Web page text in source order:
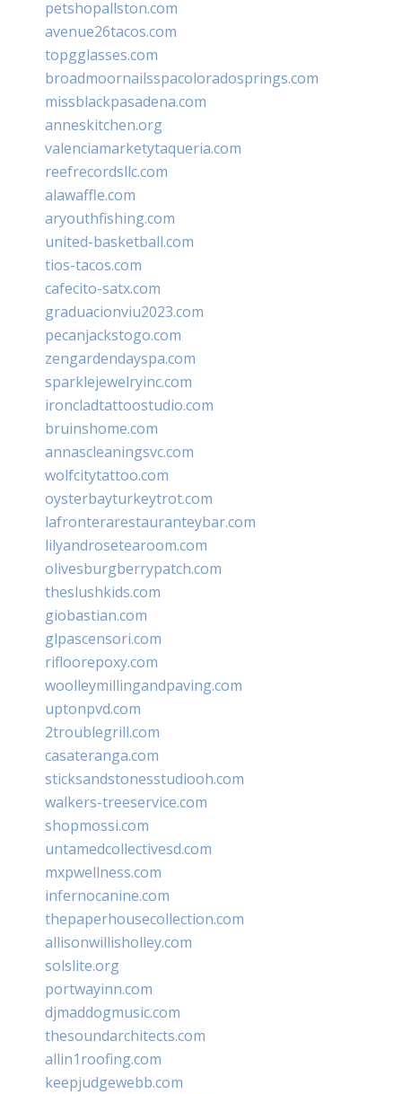
petshopallston.com
avenue26tacos.com
topgglasses.com
broadmoornailsspacoloradosprings.com
missblackpasadena.com
anneskitchen.org
valenciamarketytaqueria.com
reefrecordsllc.com
alawaffle.com
aryouthfishing.com
united-basketball.com
tios-tacos.com
cafecito-satx.com
graduacionviu2023.com
pecanjackstogo.com
zengardendayspa.com
sparklejewelryinc.com
ironcladtattoostudio.com
bruinshome.com
annascleaningsvc.com
wolfcitytattoo.com
oysterbayturkeytrot.com
lafronterarestauranteybar.com
lilyandrosetearoom.com
olivesburgberrypatch.com
theslushkids.com
giobastian.com
glpascensori.com
rifloorepoxy.com
woolleymillingandpaving.com
uptonpvd.com
2troublegrill.com
casateranga.com
sticksandstonesstudiooh.com
walkers-treeservice.com
shopmossi.com
untamedcollectivesd.com
mxpwellness.com
infernocanine.com
thepaperhousecollection.com
allisonwillisholley.com
solslite.org
portwayinn.com
djmaddogmusic.com
thesoundarchitects.com
allin1roofing.com
keepjudgewebb.com